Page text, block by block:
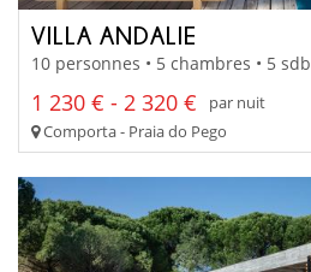
VILLA ANDALIE
10 personnes • 5 chambres • 5 sdb
1 230 € - 2 320 €
par nuit
Comporta - Praia do Pego